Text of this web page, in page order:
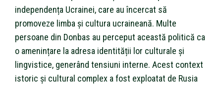
independența Ucrainei, care au încercat să
promoveze limba și cultura ucraineană. Multe
persoane din Donbas au perceput această politică ca
o amenințare la adresa identității lor culturale și
lingvistice, generând tensiuni interne. Acest context
istoric și cultural complex a fost exploatat de Rusia